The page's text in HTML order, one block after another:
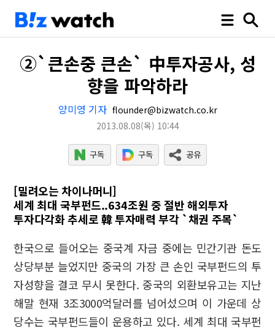
②`큰손중 큰손` 中투자공사, 성
향을 파악하라
양미영 기자 flounder@bizwatch.co.kr
2013.08.08(목) 10:44
[밀려오는 차이나머니]
세계 최대 국부펀드..634조원 중 절반 해외투자
투자다각화 추세로 韓 투자매력 부각 `채권 주목`
한국으로 들어오는 중국계 자금 중에는 민간기관 돈도
상당부분 늘었지만 중국의 가장 큰 손인 국부펀드의 투
자성향을 결코 무시 못한다. 중국의 외환보유고는 지난
해말 현재 3조3000억달러를 넘어섰으며 이 가운데 상
당수는 국부펀드들이 운용하고 있다. 세계 최대 국부펀